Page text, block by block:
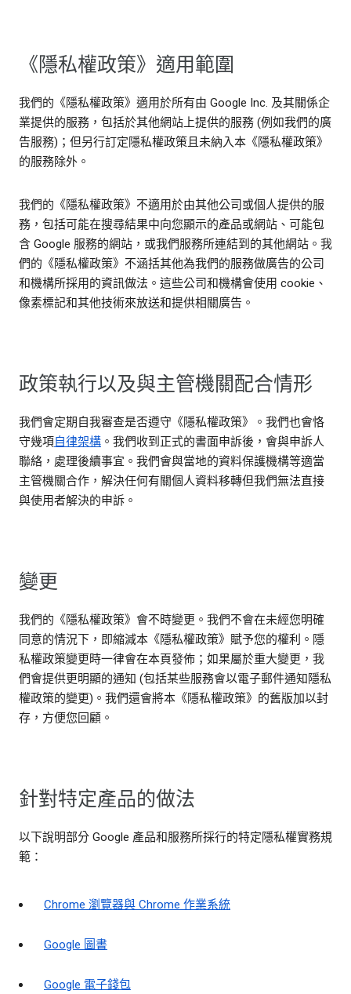
《隱私權政策》適用範圍
我們的《隱私權政策》適用於所有由 Google Inc. 及其關係企
業提供的服務，包括於其他網站上提供的服務 (例如我們的廣
告服務)；但另行訂定隱私權政策且未納入本《隱私權政策》
的服務除外。
我們的《隱私權政策》不適用於由其他公司或個人提供的服
務，包括可能在搜尋結果中向您顯示的產品或網站、可能包
含 Google 服務的網站，或我們服務所連結到的其他網站。我
們的《隱私權政策》不涵括其他為我們的服務做廣告的公司
和機構所採用的資訊做法。這些公司和機構會使用 cookie、
像素標記和其他技術來放送和提供相關廣告。
政策執行以及與主管機關配合情形
我們會定期自我審查是否遵守《隱私權政策》。我們也會恪
守幾項自律架構 。我們收到正式的書面申訴後，會與申訴人
聯絡，處理後續事宜。我們會與當地的資料保護機構等適當
主管機關合作，解決任何有關個人資料移轉但我們無法直接
與使用者解決的申訴。
變更
我們的《隱私權政策》會不時變更。我們不會在未經您明確
同意的情況下，即縮減本《隱私權政策》賦予您的權利。隱
私權政策變更時一律會在本頁發佈；如果屬於重大變更，我
們會提供更明顯的通知 (包括某些服務會以電子郵件通知隱私
權政策的變更)。我們還會將本《隱私權政策》的舊版加以封
存，方便您回顧。
針對特定產品的做法
以下說明部分 Google 產品和服務所採行的特定隱私權實務規
範：
Chrome 瀏覽器與 Chrome 作業系統
Google 圖書
Google 電子錢包